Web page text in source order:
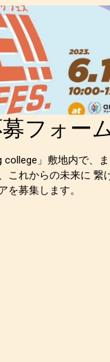
フォー
」敷地内で、
れからの未来に 繋
を募集します。